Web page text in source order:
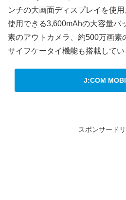
ンチの大画面ディスプレイを使
使用できる3,600mAhの大容量バ
素のアウトカメラ、約500万画素
サイフケータイ機能も搭載してい
J:COM
スポンサード